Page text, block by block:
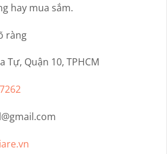
hay mua sắm.
ràng
Tự, Quận 10, TPHCM